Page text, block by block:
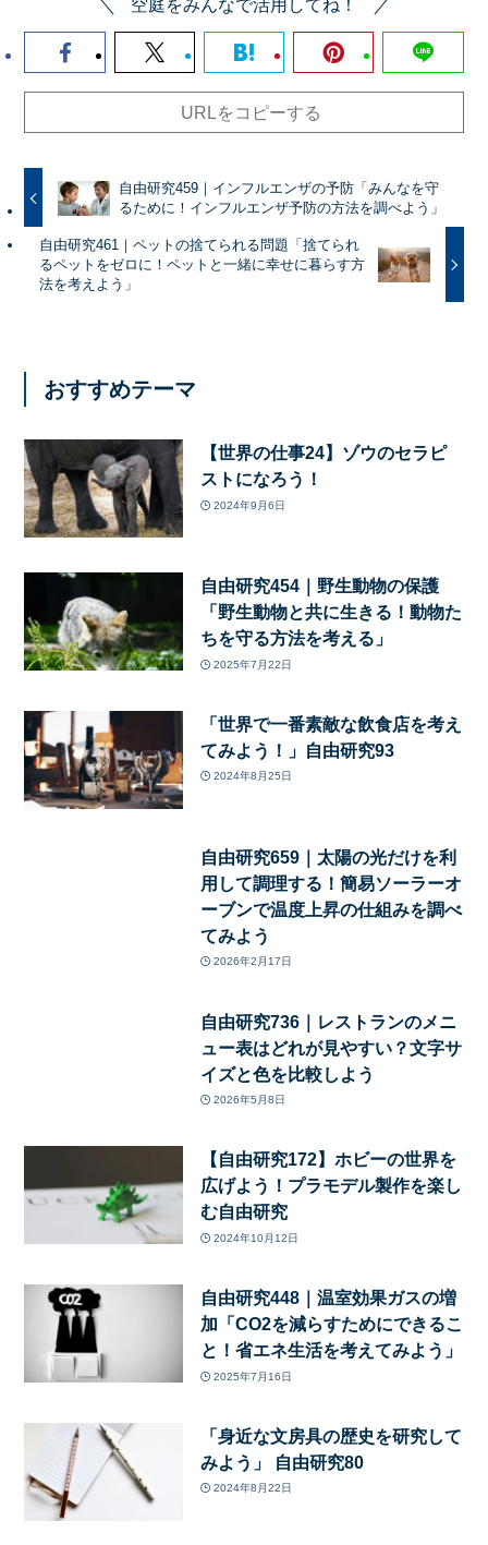
空庭をみんなで活用してね！
URLをコピーする
自由研究459｜インフルエンザの予防「みんなを守
るために！インフルエンザ予防の方法を調べよう」
自由研究461｜ペットの捨てられる問題「捨てられ
るペットをゼロに！ペットと一緒に幸せに暮らす方
法を考えよう」
おすすめテーマ
【世界の仕事24】ゾウのセラピ
ストになろう！
2024年9月6日
自由研究454｜野生動物の保護
「野生動物と共に生きる！動物た
ちを守る方法を考える」
2025年7月22日
「世界で一番素敵な飲食店を考え
てみよう！」自由研究93
2024年8月25日
自由研究659｜太陽の光だけを利
用して調理する！簡易ソーラーオ
ーブンで温度上昇の仕組みを調べ
てみよう
2026年2月17日
自由研究736｜レストランのメニ
ュー表はどれが見やすい？文字サ
イズと色を比較しよう
2026年5月8日
【自由研究172】ホビーの世界を
広げよう！プラモデル製作を楽し
む自由研究
2024年10月12日
自由研究448｜温室効果ガスの増
加「CO2を減らすためにできるこ
と！省エネ生活を考えてみよう」
2025年7月16日
「身近な文房具の歴史を研究して
みよう」 自由研究80
2024年8月22日